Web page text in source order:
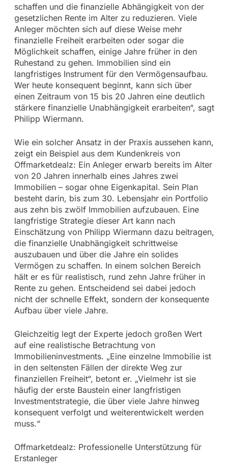
schaffen und die finanzielle Abhängigkeit von der
gesetzlichen Rente im Alter zu reduzieren. Viele
Anleger möchten sich auf diese Weise mehr
finanzielle Freiheit erarbeiten oder sogar die
Möglichkeit schaffen, einige Jahre früher in den
Ruhestand zu gehen. Immobilien sind ein
langfristiges Instrument für den Vermögensaufbau.
Wer heute konsequent beginnt, kann sich über
einen Zeitraum von 15 bis 20 Jahren eine deutlich
stärkere finanzielle Unabhängigkeit erarbeiten“, sagt
Philipp Wiermann.
Wie ein solcher Ansatz in der Praxis aussehen kann,
zeigt ein Beispiel aus dem Kundenkreis von
Offmarketdealz: Ein Anleger erwarb bereits im Alter
von 20 Jahren innerhalb eines Jahres zwei
Immobilien – sogar ohne Eigenkapital. Sein Plan
besteht darin, bis zum 30. Lebensjahr ein Portfolio
aus zehn bis zwölf Immobilien aufzubauen. Eine
langfristige Strategie dieser Art kann nach
Einschätzung von Philipp Wiermann dazu beitragen,
die finanzielle Unabhängigkeit schrittweise
auszubauen und über die Jahre ein solides
Vermögen zu schaffen. In einem solchen Bereich
hält er es für realistisch, rund zehn Jahre früher in
Rente zu gehen. Entscheidend sei dabei jedoch
nicht der schnelle Effekt, sondern der konsequente
Aufbau über viele Jahre.
Gleichzeitig legt der Experte jedoch großen Wert
auf eine realistische Betrachtung von
Immobilieninvestments. „Eine einzelne Immobilie ist
in den seltensten Fällen der direkte Weg zur
finanziellen Freiheit“, betont er. „Vielmehr ist sie
häufig der erste Baustein einer langfristigen
Investmentstrategie, die über viele Jahre hinweg
konsequent verfolgt und weiterentwickelt werden
muss.“
Offmarketdealz: Professionelle Unterstützung für
Erstanleger